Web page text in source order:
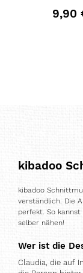
9,90
kibadoo
kibadoo
verständlich. Die
perfekt. So
selber nähen!
Wer ist die
Claudia, die auf